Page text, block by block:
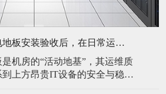
机房防静电地板安装验收后，在日常运维中常常被忽视。请问，一套规范的、可操作的维护规程应包含哪些内容？有哪些“小问题”若不及时处理，会演变成“大故障”？
是机房的“活动地基”，其运维质
上方昂贵IT设备的安全与稳